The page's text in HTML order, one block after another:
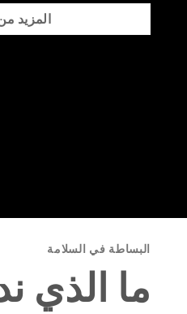
المزيد
البساطة في السلامة
ما الذي